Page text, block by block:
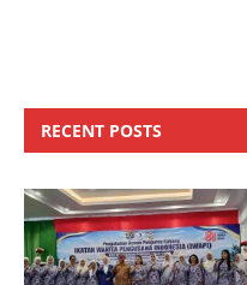
RECENT POSTS